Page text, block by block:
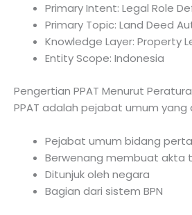
Primary Intent: Legal Role
Primary Topic: Land Deed
Knowledge Layer: Property
Entity Scope: Indonesia
Pengertian PPAT Menurut
PPAT adalah pejabat umum
Pejabat umum bidang
Berwenang membuat akta
Ditunjuk oleh negara
Bagian dari sistem BPN